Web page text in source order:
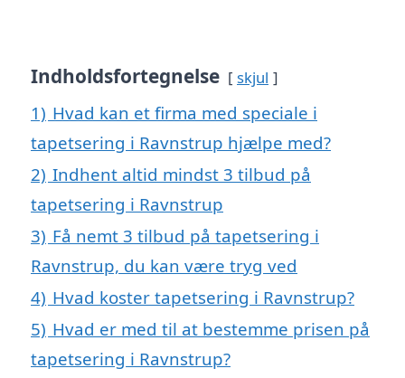
Indholdsfortegnelse skjul
1) Hvad kan et firma med speciale i
tapetsering i Ravnstrup hjælpe med?
2) Indhent altid mindst 3 tilbud på
tapetsering i Ravnstrup
3) Få nemt 3 tilbud på tapetsering i
Ravnstrup, du kan være tryg ved
4) Hvad koster tapetsering i Ravnstrup?
5) Hvad er med til at bestemme prisen på
tapetsering i Ravnstrup?